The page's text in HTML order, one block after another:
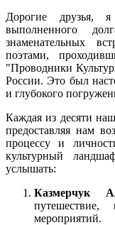
Дорогие друзья,
выполненного
знаменательных
поэтами,
"Проводники
России. Это был
и глубокого
Каждая из десяти
предоставляя нам
процессу и
культурный
услышать:
Казмерчук
мероприятий.